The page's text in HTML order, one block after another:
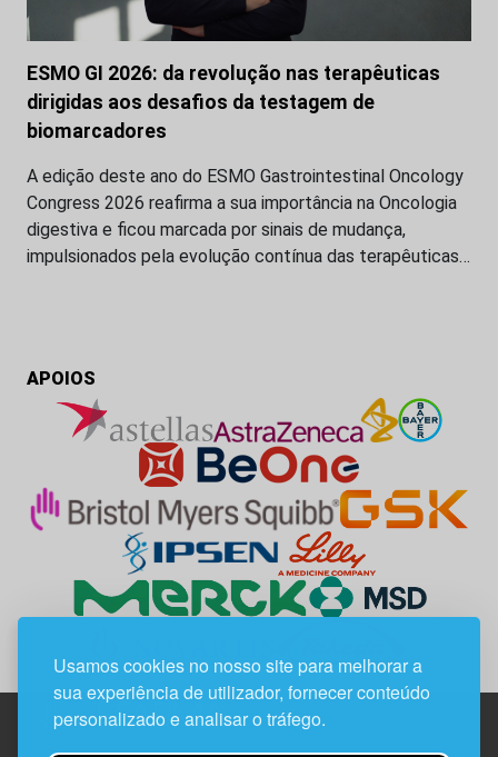
Usamos cookies no nosso site para melhorar a
sua experiência de utilizador, fornecer conteúdo
personalizado e analisar o tráfego.
ESMO GI 2026: da revolução nas terapêuticas
dirigidas aos desafios da testagem de
biomarcadores
A edição deste ano do ESMO Gastrointestinal Oncology
Congress 2026 reafirma a sua importância na Oncologia
digestiva e ficou marcada por sinais de mudança,
impulsionados pela evolução contínua das terapêuticas…
APOIOS